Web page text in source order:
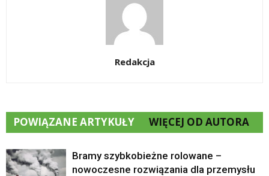
Redakcja
POWIĄZANE ARTYKUŁY WIĘCEJ OD AUTORA
Bramy szybkobieżne rolowane –
nowoczesne rozwiązania dla przemysłu